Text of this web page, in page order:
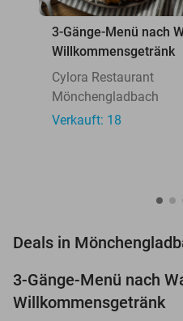
3-Gänge-Menü nach
Willkommensgetränk
Cylora Restaurant
Mönchengladbach
Verkauft: 18
Deals in
3-Gänge-Menü nach
Willkommensgetränk